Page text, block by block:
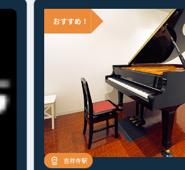
吉祥寺駅